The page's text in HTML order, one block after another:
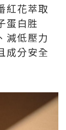
紅花萃取
蛋白胜
減低壓力
成分安全